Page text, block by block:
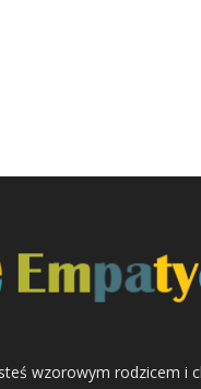
wzorowym rodzicem i